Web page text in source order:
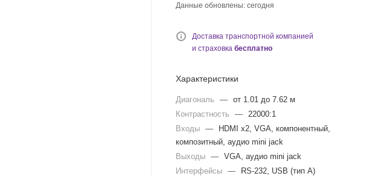
Данные обновлены: сегодня
Доставка транспортной компанией
и страховка бесплатно
Характеристики
Диагональ — от 1.01 до 7.62 м
Контрастность
— 22000:1
Входы —
HDMI x2, VGA, компонентный,
композитный, аудио mini jack
Выходы — VGA, аудио mini jack
Интерфейсы —
RS-232, USB (тип A)